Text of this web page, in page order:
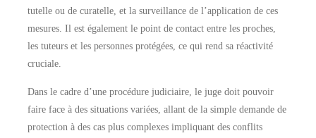
tutelle ou de curatelle, et la surveillance de l’application de ces
mesures. Il est également le point de contact entre les proches,
les tuteurs et les personnes protégées, ce qui rend sa réactivité
cruciale.
Dans le cadre d’une procédure judiciaire, le juge doit pouvoir
faire face à des situations variées, allant de la simple demande de
protection à des cas plus complexes impliquant des conflits